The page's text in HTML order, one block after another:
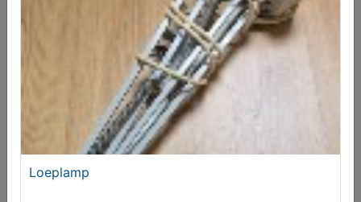
DOP voor grote kerstbal
Loeplamp